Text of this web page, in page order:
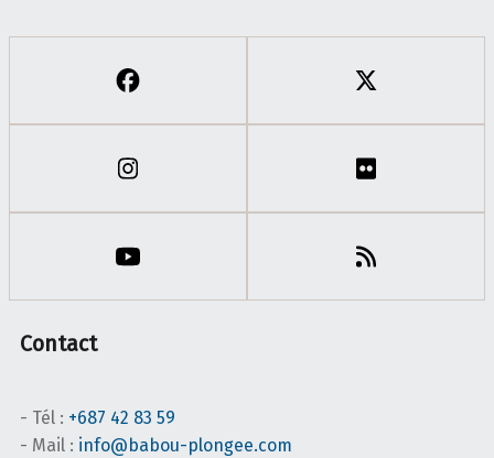
Contact
- Tél : +687 42 83 59
- Mail : info@babou-plongee.com